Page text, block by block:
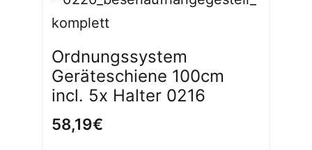
Ordnungssystem
Geräteschiene 100cm
incl. 5x Halter 0216
58,19€